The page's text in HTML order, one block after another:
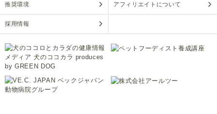
推奨環境 アフィリエイトについて
採用情報